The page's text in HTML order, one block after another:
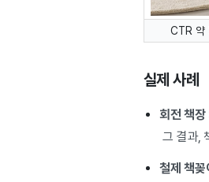
CTR 약
실제 사례
회전 책장
그 결과,
철제 책